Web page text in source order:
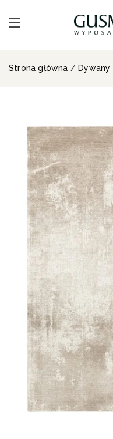
Strona główna / Dywany